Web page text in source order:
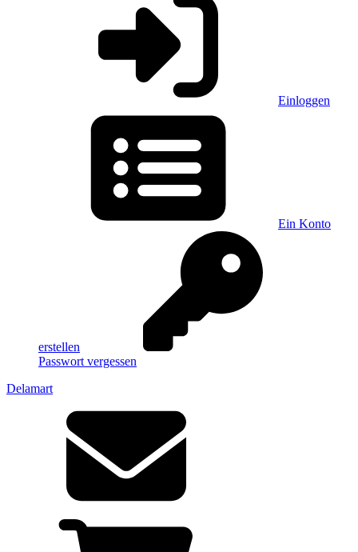
Einloggen
Ein Konto
erstellen
Passwort vergessen
Delamart